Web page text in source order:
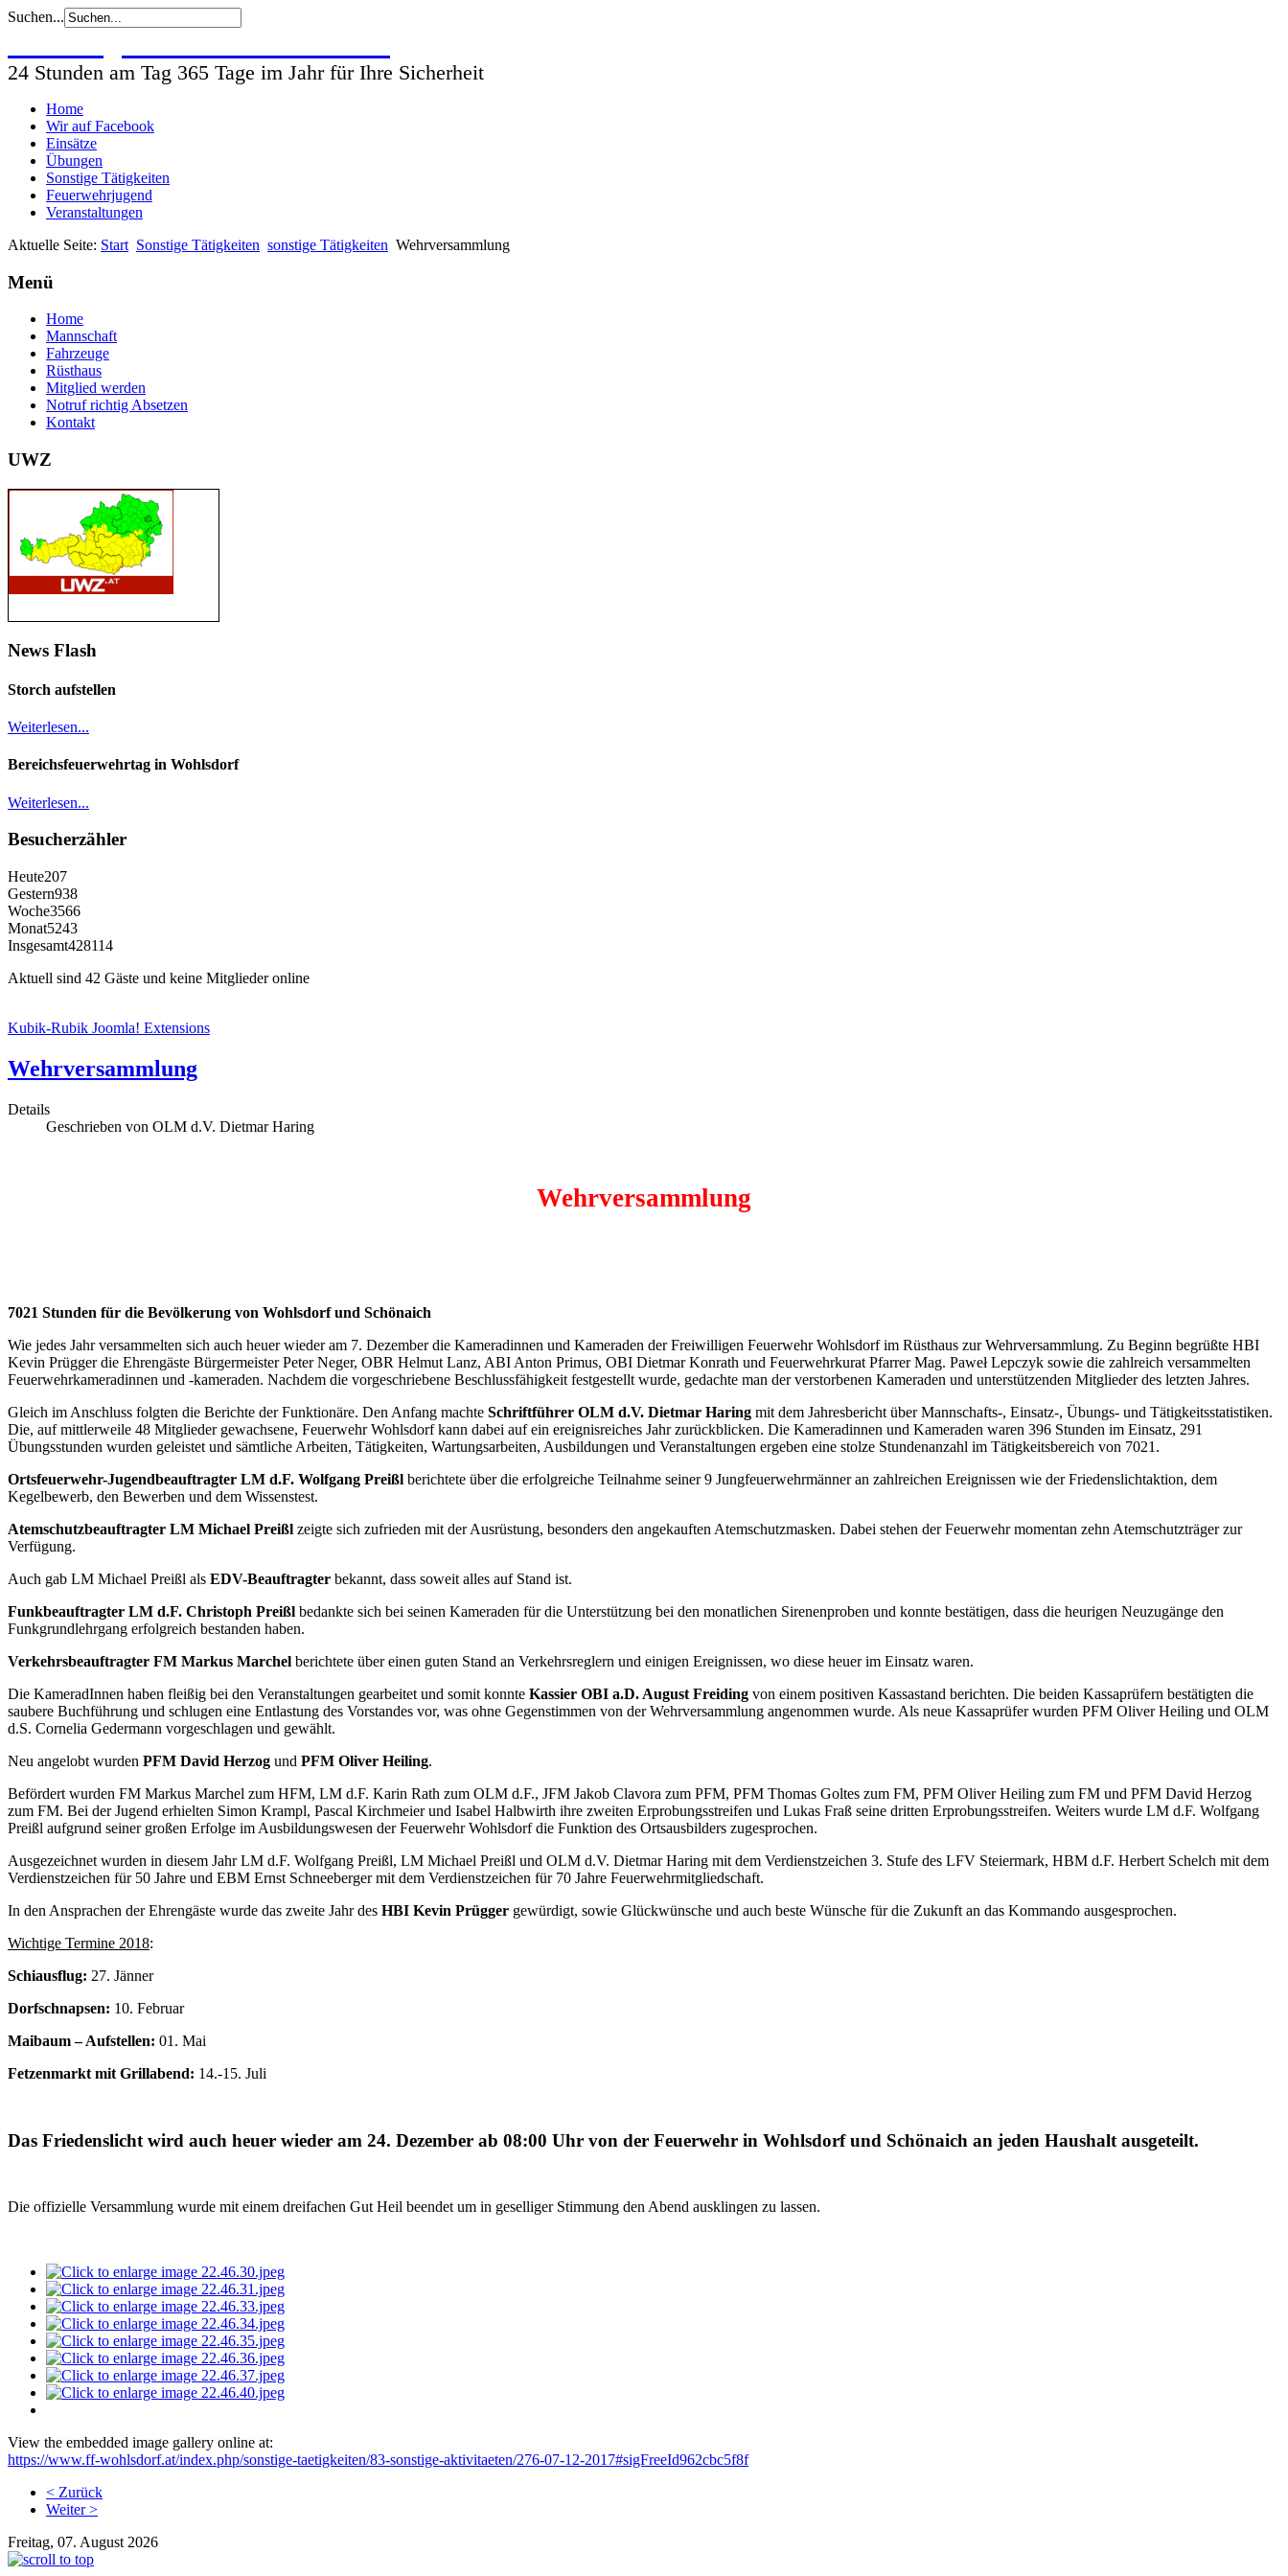
Suchen...
24 Stunden am Tag 365 Tage im Jahr für Ihre Sicherheit
Home
Wir auf Facebook
Einsätze
Übungen
Sonstige Tätigkeiten
Feuerwehrjugend
Veranstaltungen
Aktuelle Seite: Start Sonstige Tätigkeiten sonstige Tätigkeiten Wehrversammlung
Menü
Home
Mannschaft
Fahrzeuge
Rüsthaus
Mitglied werden
Notruf richtig Absetzen
Kontakt
UWZ
News Flash
Storch aufstellen
Weiterlesen...
Bereichsfeuerwehrtag in Wohlsdorf
Weiterlesen...
Besucherzähler
Heute207
Gestern938
Woche3566
Monat5243
Insgesamt428114
Aktuell sind 42 Gäste und keine Mitglieder online
Kubik-Rubik Joomla! Extensions
Wehrversammlung
Details
Geschrieben von OLM d.V. Dietmar Haring
Wehrversammlung
7021 Stunden für die Bevölkerung von Wohlsdorf und Schönaich
Wie jedes Jahr versammelten sich auch heuer wieder am 7. Dezember die Kameradinnen und Kameraden der Freiwilligen Feuerwehr Wohlsdorf im Rüsthaus zur Wehrversammlung. Zu Beginn begrüßte HBI
Kevin Prügger die Ehrengäste Bürgermeister Peter Neger, OBR Helmut Lanz, ABI Anton Primus, OBI Dietmar Konrath und Feuerwehrkurat Pfarrer Mag. Paweł Lepczyk sowie die zahlreich versammelten
Feuerwehrkameradinnen und -kameraden. Nachdem die vorgeschriebene Beschlussfähigkeit festgestellt wurde, gedachte man der verstorbenen Kameraden und unterstützenden Mitglieder des letzten Jahres.
Gleich im Anschluss folgten die Berichte der Funktionäre. Den Anfang machte Schriftführer OLM d.V. Dietmar Haring mit dem Jahresbericht über Mannschafts-, Einsatz-, Übungs- und Tätigkeitsstatistiken.
Die, auf mittlerweile 48 Mitglieder gewachsene, Feuerwehr Wohlsdorf kann dabei auf ein ereignisreiches Jahr zurückblicken. Die Kameradinnen und Kameraden waren 396 Stunden im Einsatz, 291
Übungsstunden wurden geleistet und sämtliche Arbeiten, Tätigkeiten, Wartungsarbeiten, Ausbildungen und Veranstaltungen ergeben eine stolze Stundenanzahl im Tätigkeitsbereich von 7021.
Ortsfeuerwehr-Jugendbeauftragter LM d.F. Wolfgang Preißl berichtete über die erfolgreiche Teilnahme seiner 9 Jungfeuerwehrmänner an zahlreichen Ereignissen wie der Friedenslichtaktion, dem
Kegelbewerb, den Bewerben und dem Wissenstest.
Atemschutzbeauftragter LM Michael Preißl zeigte sich zufrieden mit der Ausrüstung, besonders den angekauften Atemschutzmasken. Dabei stehen der Feuerwehr momentan zehn Atemschutzträger zur
Verfügung.
Auch gab LM Michael Preißl als EDV-Beauftragter bekannt, dass soweit alles auf Stand ist.
Funkbeauftragter LM d.F. Christoph Preißl bedankte sich bei seinen Kameraden für die Unterstützung bei den monatlichen Sirenenproben und konnte bestätigen, dass die heurigen Neuzugänge den
Funkgrundlehrgang erfolgreich bestanden haben.
Verkehrsbeauftragter FM Markus Marchel berichtete über einen guten Stand an Verkehrsreglern und einigen Ereignissen, wo diese heuer im Einsatz waren.
Die KameradInnen haben fleißig bei den Veranstaltungen gearbeitet und somit konnte Kassier OBI a.D. August Freiding von einem positiven Kassastand berichten. Die beiden Kassaprüfern bestätigten die
saubere Buchführung und schlugen eine Entlastung des Vorstandes vor, was ohne Gegenstimmen von der Wehrversammlung angenommen wurde. Als neue Kassaprüfer wurden PFM Oliver Heiling und OLM
d.S. Cornelia Gedermann vorgeschlagen und gewählt.
Neu angelobt wurden PFM David Herzog und PFM Oliver Heiling.
Befördert wurden FM Markus Marchel zum HFM, LM d.F. Karin Rath zum OLM d.F., JFM Jakob Clavora zum PFM, PFM Thomas Goltes zum FM, PFM Oliver Heiling zum FM und PFM David Herzog
zum FM. Bei der Jugend erhielten Simon Krampl, Pascal Kirchmeier und Isabel Halbwirth ihre zweiten Erprobungsstreifen und Lukas Fraß seine dritten Erprobungsstreifen. Weiters wurde LM d.F. Wolfgang
Preißl aufgrund seiner großen Erfolge im Ausbildungswesen der Feuerwehr Wohlsdorf die Funktion des Ortsausbilders zugesprochen.
Ausgezeichnet wurden in diesem Jahr LM d.F. Wolfgang Preißl, LM Michael Preißl und OLM d.V. Dietmar Haring mit dem Verdienstzeichen 3. Stufe des LFV Steiermark, HBM d.F. Herbert Schelch mit dem
Verdienstzeichen für 50 Jahre und EBM Ernst Schneeberger mit dem Verdienstzeichen für 70 Jahre Feuerwehrmitgliedschaft.
In den Ansprachen der Ehrengäste wurde das zweite Jahr des HBI Kevin Prügger gewürdigt, sowie Glückwünsche und auch beste Wünsche für die Zukunft an das Kommando ausgesprochen.
Wichtige Termine 2018:
Schiausflug: 27. Jänner
Dorfschnapsen: 10. Februar
Maibaum – Aufstellen: 01. Mai
Fetzenmarkt mit Grillabend: 14.-15. Juli
Das Friedenslicht wird auch heuer wieder am 24. Dezember ab 08:00 Uhr von der Feuerwehr in Wohlsdorf und Schönaich an jeden Haushalt ausgeteilt.
Die offizielle Versammlung wurde mit einem dreifachen Gut Heil beendet um in geselliger Stimmung den Abend ausklingen zu lassen.
View the embedded image gallery online at:
https://www.ff-wohlsdorf.at/index.php/sonstige-taetigkeiten/83-sonstige-aktivitaeten/276-07-12-2017#sigFreeId962cbc5f8f
< Zurück
Weiter >
Freitag, 07. August 2026